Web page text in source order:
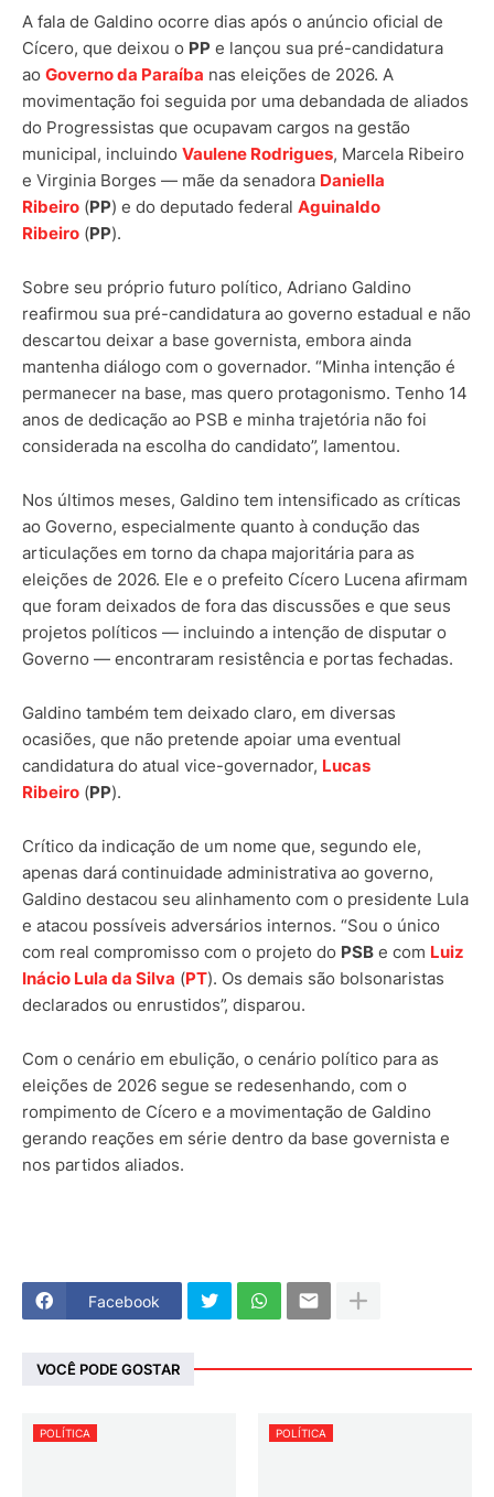
A fala de Galdino ocorre dias após o anúncio oficial de
Cícero, que deixou o PP e lançou sua pré-candidatura
ao Governo da Paraíba nas eleições de 2026. A
movimentação foi seguida por uma debandada de aliados
do Progressistas que ocupavam cargos na gestão
municipal, incluindo Vaulene Rodrigues, Marcela Ribeiro
e Virginia Borges — mãe da senadora Daniella
Ribeiro (PP) e do deputado federal Aguinaldo
Ribeiro (PP).
Sobre seu próprio futuro político, Adriano Galdino
reafirmou sua pré-candidatura ao governo estadual e não
descartou deixar a base governista, embora ainda
mantenha diálogo com o governador. “Minha intenção é
permanecer na base, mas quero protagonismo. Tenho 14
anos de dedicação ao PSB e minha trajetória não foi
considerada na escolha do candidato”, lamentou.
Nos últimos meses, Galdino tem intensificado as críticas
ao Governo, especialmente quanto à condução das
articulações em torno da chapa majoritária para as
eleições de 2026. Ele e o prefeito Cícero Lucena afirmam
que foram deixados de fora das discussões e que seus
projetos políticos — incluindo a intenção de disputar o
Governo — encontraram resistência e portas fechadas.
Galdino também tem deixado claro, em diversas
ocasiões, que não pretende apoiar uma eventual
candidatura do atual vice-governador, Lucas
Ribeiro (PP).
Crítico da indicação de um nome que, segundo ele,
apenas dará continuidade administrativa ao governo,
Galdino destacou seu alinhamento com o presidente Lula
e atacou possíveis adversários internos. “Sou o único
com real compromisso com o projeto do PSB e com Luiz
Inácio Lula da Silva (PT). Os demais são bolsonaristas
declarados ou enrustidos”, disparou.
Com o cenário em ebulição, o cenário político para as
eleições de 2026 segue se redesenhando, com o
rompimento de Cícero e a movimentação de Galdino
gerando reações em série dentro da base governista e
nos partidos aliados.
Facebook
VOCÊ PODE GOSTAR
POLÍTICA POLÍTICA